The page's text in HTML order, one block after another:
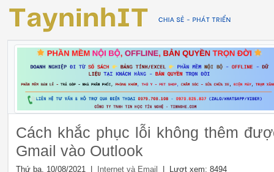
Cách khắc phục lỗi không thêm
Gmail vào Outlook
Thứ ba, 10/08/2021 | Internet và Email | Lượt xem: 8494